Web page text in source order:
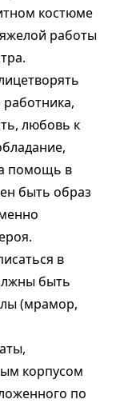
костюме
работы
любовь к
помощь в
быть образ
в
быть
(мрамор,
корпусом
по